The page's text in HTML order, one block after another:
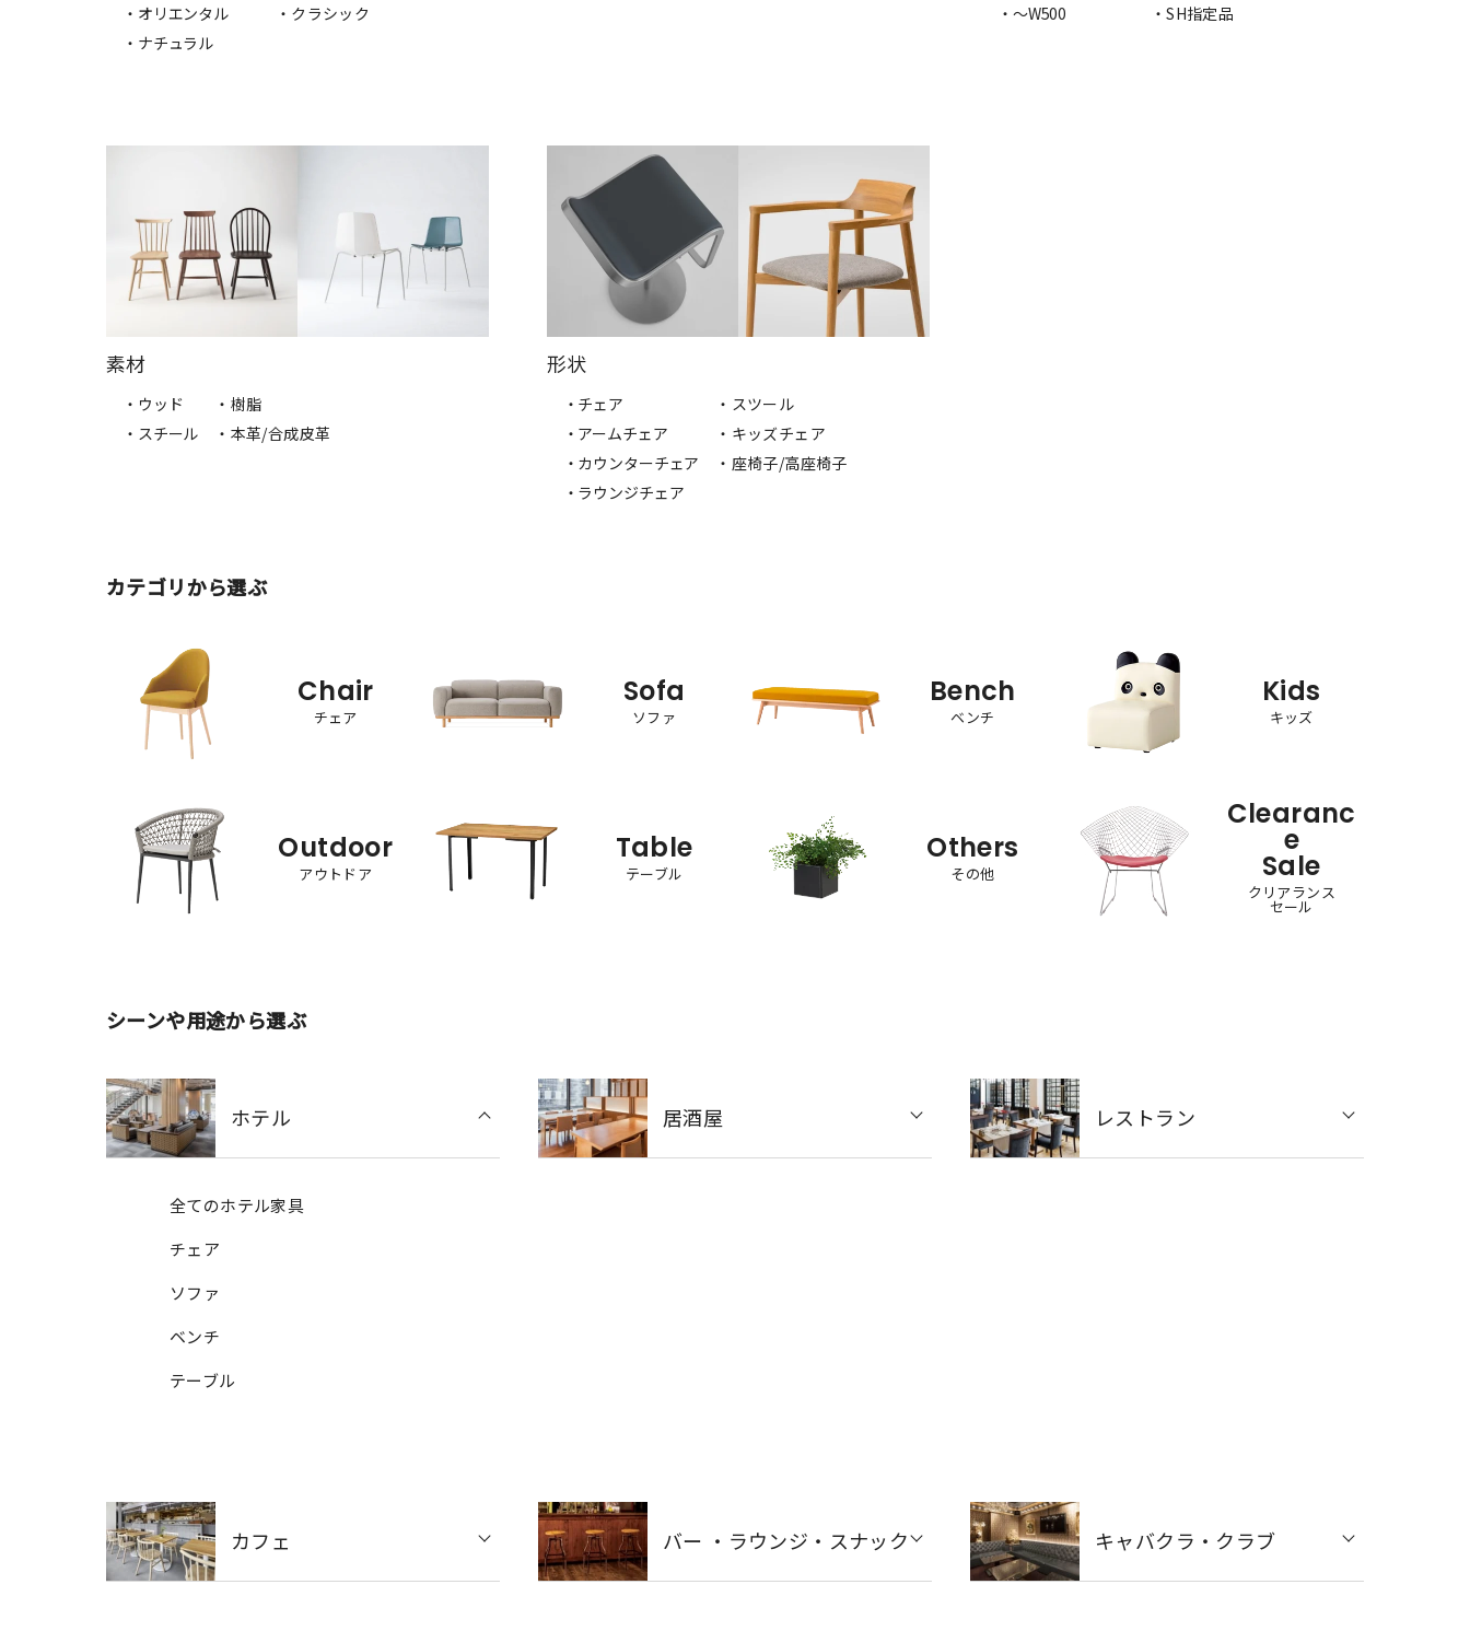
・オリエンタル
・ナチュラル
・クラシック
・〜W500
・SH指定品
素材
・ウッド
・スチール
・樹脂
・本革/合成皮革
形状
・チェア
・アームチェア
・カウンターチェア
・ラウンジチェア
・スツール
・キッズチェア
・座椅子/高座椅子
カテゴリから選ぶ
Chair
チェア
Sofa
ソファ
Bench
ベンチ
Kids
キッズ
Outdoor
アウトドア
Table
テーブル
Others
その他
Clearanc
e
Sale
クリアランス
セール
シーンや用途から選ぶ
ホテル
全てのホテル家具
チェア
ソファ
ベンチ
テーブル
居酒屋 レストラン
カフェ バー ・ラウンジ・スナック キャバクラ・クラブ